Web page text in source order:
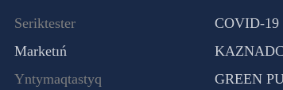
Seriktester
Marketıń
Yntymaqtastyq
COVID-19
KAZNADC
GREEN